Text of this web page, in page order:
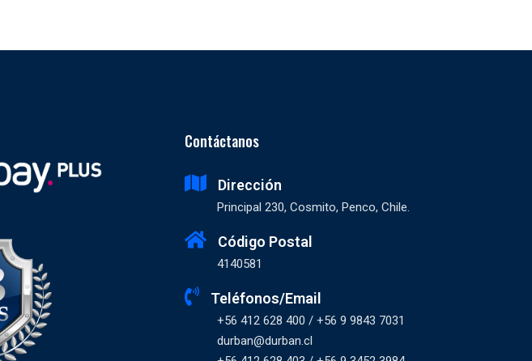
Contáctanos
Dirección
Principal 230, Cosmito, Penco, Chile.
Código Postal
4140581
Teléfonos/Email
+56 412 628 400 / +56 9 9843 7031
durban@durban.cl